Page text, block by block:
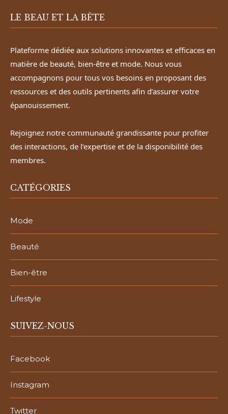
LE BEAU ET LA BÊTE
Plateforme dédiée aux solutions innovantes et efficaces en
matière de beauté, bien-être et mode. Nous vous
accompagnons pour tous vos besoins en proposant des
ressources et des outils pertinents afin d’assurer votre
épanouissement.
Rejoignez notre communauté grandissante pour profiter
des interactions, de l’expertise et de la disponibilité des
membres.
CATÉGORIES
Mode
Beauté
Bien-être
Lifestyle
SUIVEZ-NOUS
Facebook
Instagram
Twitter